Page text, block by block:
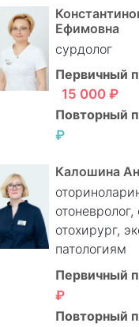
Ефимовна
сурдолог
Первичный
15 000 ₽
Повторный
₽
Калошина
отоневролог,
отохирург,
патологиям
Первичный
₽
Повторный